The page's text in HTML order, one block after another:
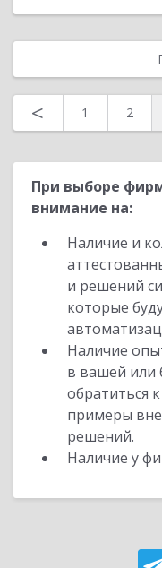
< 1 2
При выборе
внимание на:
Наличие и
и решений
которые
Наличие
в вашей или
обратиться
примеры
решений.
Наличие у